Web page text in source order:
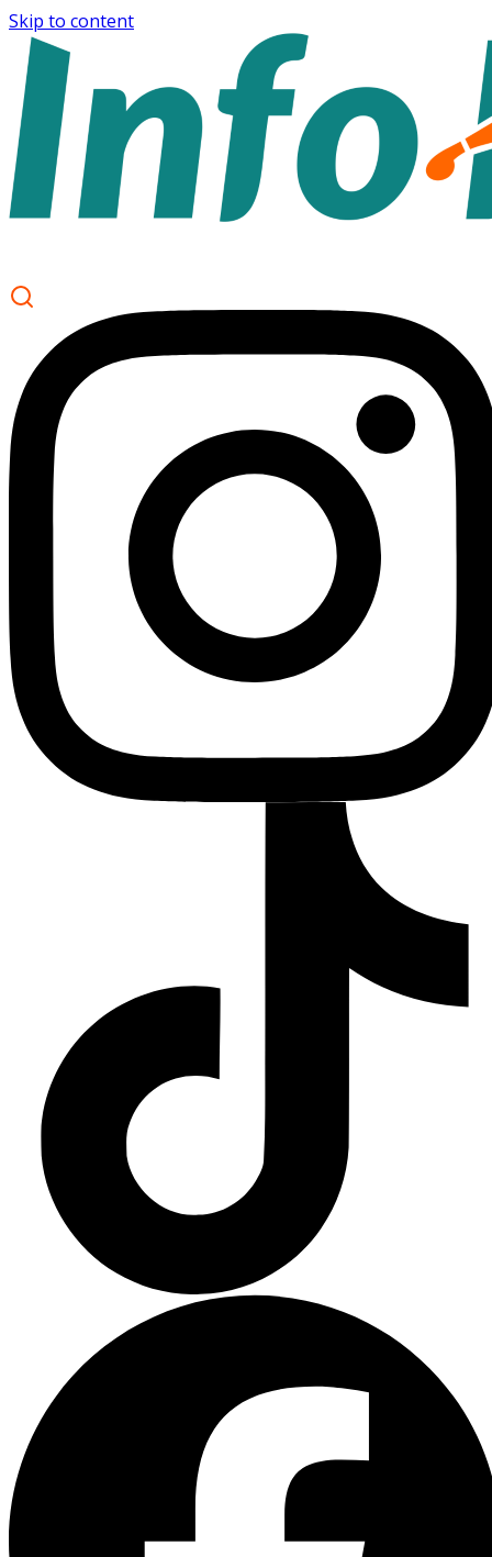
Skip to content